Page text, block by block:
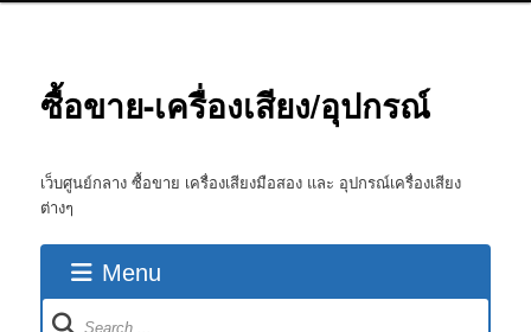
ซื้อขาย-เครื่องเสียง/อุปกรณ์
เว็บศูนย์กลาง ซื้อขาย เครื่องเสียงมือสอง และ อุปกรณ์เครื่องเสียง
ต่างๆ
Menu
Forum